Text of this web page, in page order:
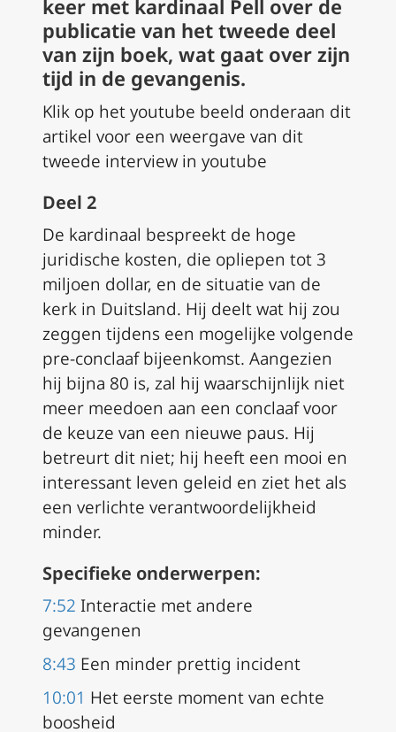
keer met kardinaal Pell over de
publicatie van het tweede deel
van zijn boek, wat gaat over zijn
tijd in de gevangenis.
Klik op het youtube beeld onderaan dit
artikel voor een weergave van dit
tweede interview in youtube
Deel 2
De kardinaal bespreekt de hoge
juridische kosten, die opliepen tot 3
miljoen dollar, en de situatie van de
kerk in Duitsland. Hij deelt wat hij zou
zeggen tijdens een mogelijke volgende
pre-conclaaf bijeenkomst. Aangezien
hij bijna 80 is, zal hij waarschijnlijk niet
meer meedoen aan een conclaaf voor
de keuze van een nieuwe paus. Hij
betreurt dit niet; hij heeft een mooi en
interessant leven geleid en ziet het als
een verlichte verantwoordelijkheid
minder.
Specifieke onderwerpen:
7:52 Interactie met andere
gevangenen
8:43 Een minder prettig incident
10:01 Het eerste moment van echte
boosheid